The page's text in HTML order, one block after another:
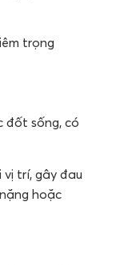
trọng
đốt sống, có
trí, gây đau
hoặc